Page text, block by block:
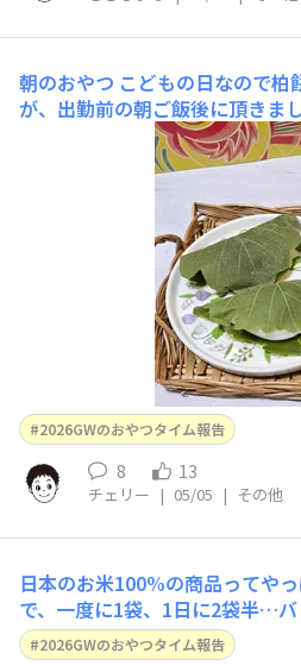
朝のおやつ こどもの日なので柏
が、出勤前の朝ご飯後に頂きま
勤頑張れました✨️ごちそうさま
2026GWのおやつタイム報告
8 13
チェリー | 05/05 | その他
日本のお米100%の商品ってや
で、一度に1袋、1日に2袋半…
れなくて困ってます😅美味し過
2026GWのおやつタイム報告